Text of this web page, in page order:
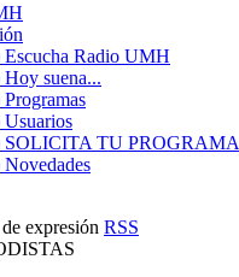
Escucha Radio UMH
suena...
Usuarios
SOLICITA TU PROGRAMA
expresión RSS